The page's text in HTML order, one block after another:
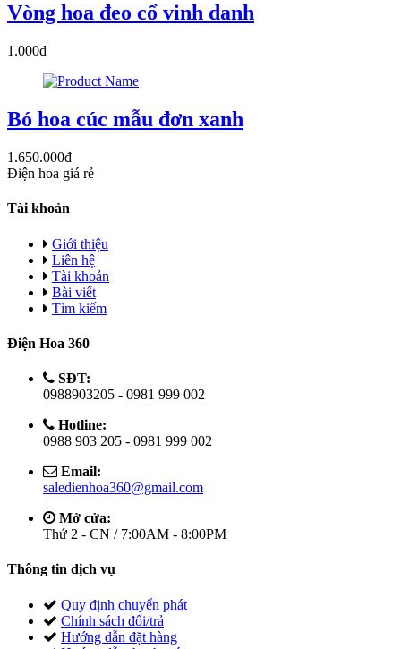
Vòng hoa đeo cổ vinh danh
1.000đ
Bó hoa cúc mẫu đơn xanh
1.650.000đ
Điện hoa giá rẻ
Tài khoản
Giới thiệu
Liên hệ
Tài khoản
Bài viết
Tìm kiếm
Điện Hoa 360
SĐT:
0988903205 - 0981 999 002
Hotline:
0988 903 205 - 0981 999 002
Email:
saledienhoa360@gmail.com
Mở cửa:
Thứ 2 - CN / 7:00AM - 8:00PM
Thông tin dịch vụ
Quy định chuyển phát
Chính sách đổi/trả
Hướng dẫn đặt hàng